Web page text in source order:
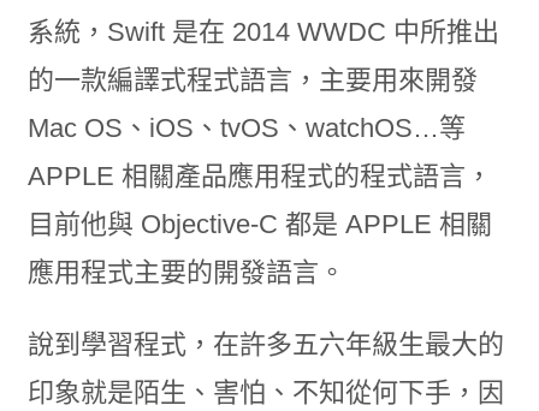
系統，Swift 是在 2014 WWDC 中所推出
的一款編譯式程式語言，主要用來開發
Mac OS、iOS、tvOS、watchOS…等
APPLE 相關產品應用程式的程式語言，
目前他與 Objective-C 都是 APPLE 相關
應用程式主要的開發語言。
說到學習程式，在許多五六年級生最大的
印象就是陌生、害怕、不知從何下手，因